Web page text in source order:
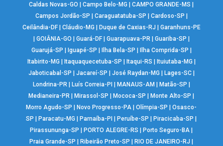
Caldas Novas-GO
|Campo Belo-MG |CAMPO GRANDE-MS
Campos Jordão-SP
Caraguatatuba-SP Cardoso-SP
Ceilândia-DF| Cláudio-MG Duque de Caxias-RJ
Garanhuns-PE
GOIÂNIA-GO Guará-DF| Guarapuava-PR| Guariba-SP
Guarujá-SP
Iguapé-SP Ilha Bela-SP Ilha Comprida-SP
Itabirito-MG
Itaquaquecetuba-SP Itaqui-RS Ituiutaba-MG
Jaboticabal-SP
Jacareí-SP José Raydan-MG Lages-SC|
Londrina-PR| Luís Correia-PI MANAUS-AM Matão-SP
Medianeira-PR
Mirassol-SP Mococa-SP Monte Alto-SP
Morro Agudo-SP
Novo Progresso-PA |Olímpia-SP |Osasco-
SP
Paracatu-MG Parnaíba-PI Peruíbe-SP Piracicaba-SP
Pirassununga-SP
PORTO ALEGRE-RS Porto Seguro-BA
Praia Grande-SP
Ribeirão Preto-SP RIO DE JANEIRO-RJ